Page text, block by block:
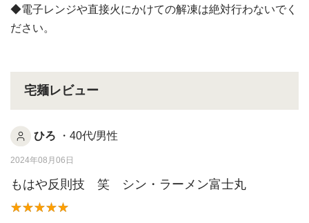
◆電子レンジや直接火にかけての解凍は絶対行わないでく
ださい。
宅麺レビュー
ひろ ・40代/男性
2024年08月06日
もはや反則技 笑 シン・ラーメン富士丸